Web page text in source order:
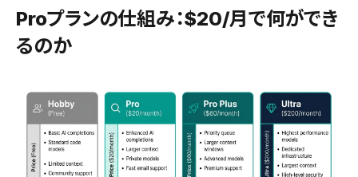
Proプランの仕組み：$20/月で何ができ
るのか